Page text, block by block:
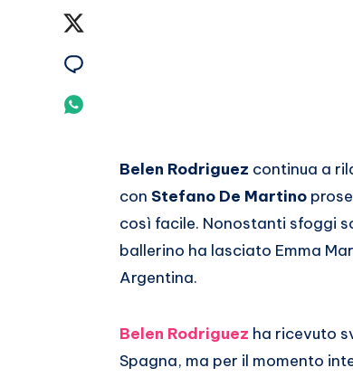
Whatsapp
Belen Rodriguez continua a
con Stefano De Martino
così facile. Nonostanti sfoggi
ballerino ha lasciato Emma
Argentina.
Belen Rodriguez ha ricevuto
Spagna, ma per il momento